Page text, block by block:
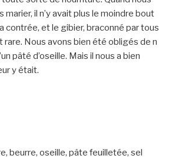
marier, il n’y avait plus le moindre bout
contrée, et le gibier, braconné par tous
Nous avons bien été obligés de n
pâté d’oseille. Mais il nous a bien
y était.
beurre, oseille, pâte feuilletée, sel